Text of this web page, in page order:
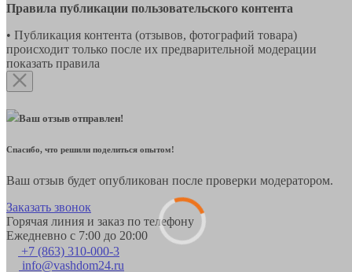
Правила публикации пользовательского контента
• Публикация контента (отзывов, фотографий товара)
происходит только после их предварительной модерации
показать правила
Ваш отзыв отправлен!
Спасибо, что решили поделиться опытом!
Ваш отзыв будет опубликован после проверки модератором.
Заказать звонок
Горячая линия и заказ по телефону
Ежедневно с 7:00 до 20:00
+7 (863) 310-000-3
info@vashdom24.ru